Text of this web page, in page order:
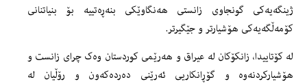
ژینگەیەکی گونجاوی زانستی هەنگاوێکی بنەڕەتییە بۆ بنیاتنانی
کۆمەڵگەیەکی هۆشیارتر و جێگیرتر.
لە کۆتاییدا، زانکۆکان لە عیراق و هەرێمی کوردستان وەک چرای زانست و
هۆشیارکردنەوە و گۆڕانکاریی ئەرێنی دەردەکەون و رۆڵیان لە